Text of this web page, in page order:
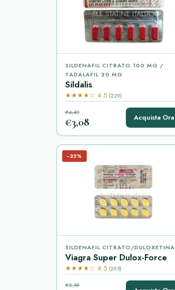
SILDENAFIL CITRATO 100 MG /
TADALAFIL 20 MG
Sildalis
★★★★☆ 4.5 (229)
€4,40
€3,08 Acquista Ora
−25%
SILDENAFIL CITRATO/DULOXETINA
Viagra Super Dulox-Force
★★★★☆ 4.5 (295)
€2,59